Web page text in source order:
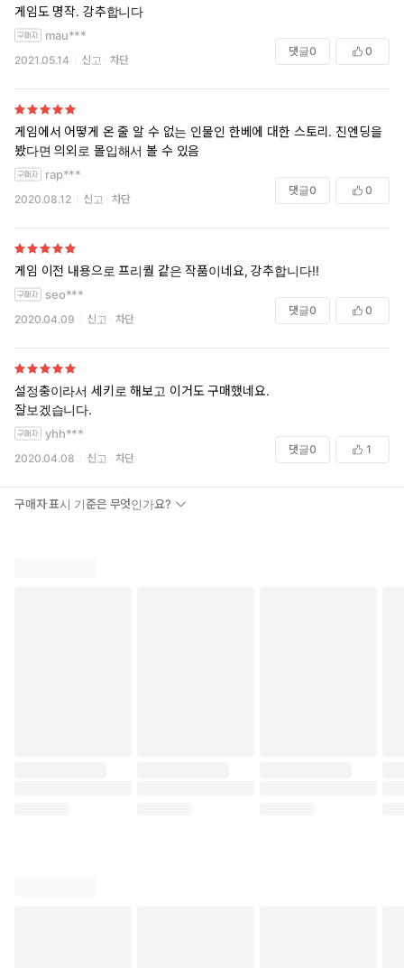
게임도 명작. 강추합니다
mau***
2021.05.14 신고 차단
댓글0 0
게임에서 어떻게 온 줄 알 수 없는 인물인 한베에 대한 스토리. 진엔딩을
봤다면 의외로 몰입해서 볼 수 있음
rap***
2020.08.12 신고 차단
댓글0 0
게임 이전 내용으로 프리퀄 같은 작품이네요, 강추합니다!!
seo***
2020.04.09 신고 차단
댓글0 0
설정충이라서 세키로 해보고 이거도 구매했네요.
잘보겠습니다.
yhh***
2020.04.08 신고 차단
댓글0 1
구매자 표시 기준은 무엇인가요?